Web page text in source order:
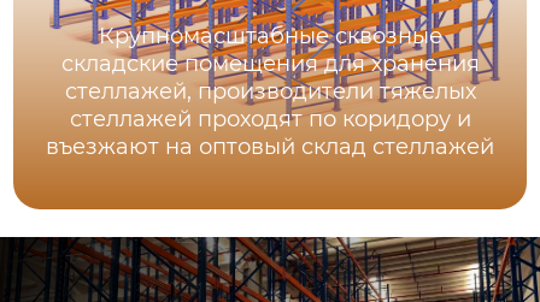
Крупномасштабные сквозные
складские помещения для хранения
стеллажей, производители тяжелых
стеллажей проходят по коридору и
въезжают на оптовый склад стеллажей